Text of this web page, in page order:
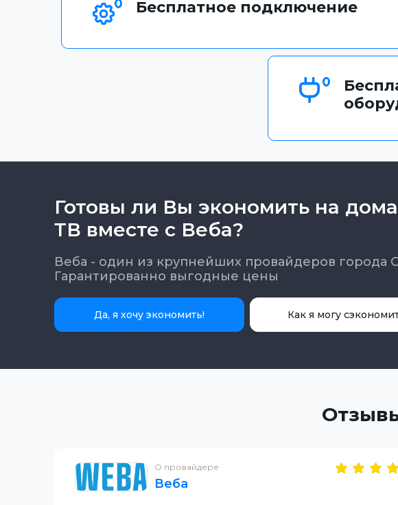
Бесплатное подключение
Готовы ли Вы экономить на
ТВ вместе с Веба?
Веба - один из крупнейших провайдеров города
Гарантированно выгодные цены
Да, я хочу экономить! Как я могу
О провайдере
Веба